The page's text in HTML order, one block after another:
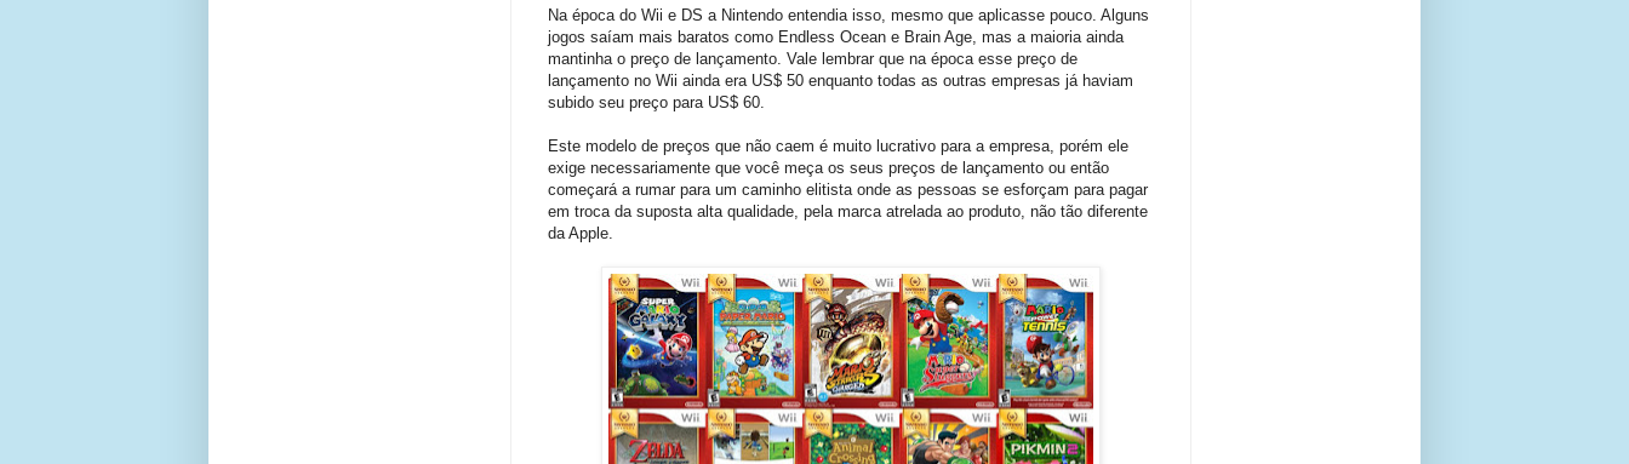
Na época do Wii e DS a Nintendo entendia isso, mesmo que aplicasse pouco. Alguns
jogos saíam mais baratos como Endless Ocean e Brain Age, mas a maioria ainda
mantinha o preço de lançamento. Vale lembrar que na época esse preço de
lançamento no Wii ainda era US$ 50 enquanto todas as outras empresas já haviam
subido seu preço para US$ 60.
Este modelo de preços que não caem é muito lucrativo para a empresa, porém ele
exige necessariamente que você meça os seus preços de lançamento ou então
começará a rumar para um caminho elitista onde as pessoas se esforçam para pagar
em troca da suposta alta qualidade, pela marca atrelada ao produto, não tão diferente
da Apple.